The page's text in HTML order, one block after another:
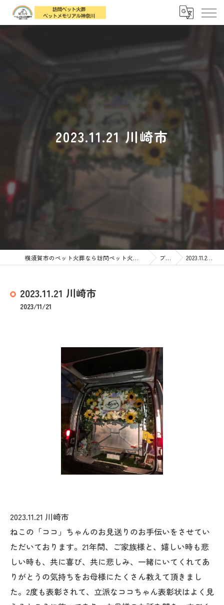
2023.11.21 川崎市
横須賀市のペット火葬なら訪問ペット火葬 ペットメモリアル神奈川 ブログ 2023.11.21 川崎市
2023.11.21 川崎市
2023/11/21
2023.11.21 川崎市
ねこの「ココ」ちゃんのお見送りのお手伝いをさせてい
ただいております。21年間、ご家族様と、嬉しい時も悲
しい時も、共に喜び、共に悲しみ、一緒にいてくれてあ
りがとうの気持ちをお母様にたくさん教えて頂きまし
た。2度も表彰されて、立派なココちゃん表彰状はよく見